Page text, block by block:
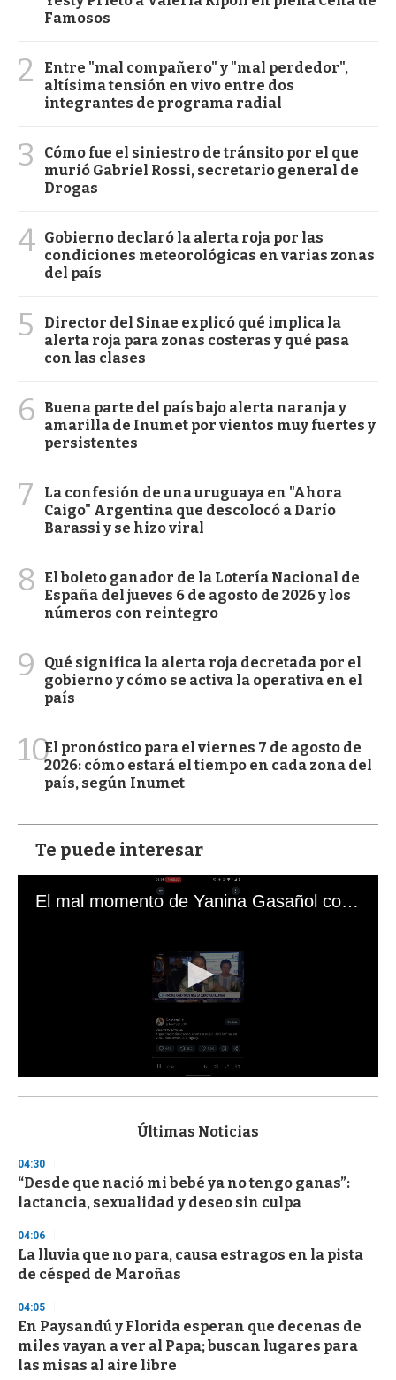
Famosos
2
Entre "mal compañero" y "mal perdedor",
altísima tensión en vivo entre dos
integrantes de programa radial
3
Cómo fue el siniestro de tránsito por el que
murió Gabriel Rossi, secretario general de
Drogas
4 Gobierno declaró la alerta roja por las
condiciones meteorológicas en varias zonas
del país
5
Director del Sinae explicó qué implica la
alerta roja para zonas costeras y qué pasa
con las clases
6
Buena parte del país bajo alerta naranja y
amarilla de Inumet por vientos muy fuertes y
persistentes
7
La confesión de una uruguaya en "Ahora
Caigo" Argentina que descolocó a Darío
Barassi y se hizo viral
8
El boleto ganador de la Lotería Nacional de
España del jueves 6 de agosto de 2026 y los
números con reintegro
9
Qué significa la alerta roja decretada por el
gobierno y cómo se activa la operativa en el
país
10El pronóstico para el viernes 7 de agosto de
2026: cómo estará el tiempo en cada zona del
país, según Inumet
Te puede interesar
El mal momento de Yanina Gasañol con un hincha argentino en "Subrayado"
s
d
s
o
f
3
s
e
c
n
d
Últimas Noticias
04:30
“Desde que nació mi bebé ya no tengo ganas”:
lactancia, sexualidad y deseo sin culpa
04:06
La lluvia que no para, causa estragos en la pista
de césped de Maroñas
04:05
En Paysandú y Florida esperan que decenas de
miles vayan a ver al Papa; buscan lugares para
las misas al aire libre